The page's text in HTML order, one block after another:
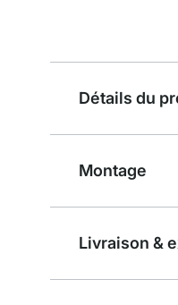
Détails du
Montage
Livraison &